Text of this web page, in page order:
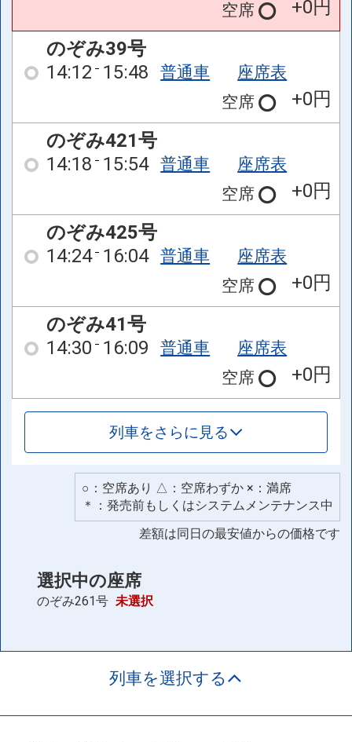
空席
+0円
のぞみ39号
14:12 15:48 普通車
座席表
空席
+0円
のぞみ421号
14:18 15:54 普通車
座席表
空席
+0円
のぞみ425号
14:24 16:04 普通車
座席表
空席
+0円
のぞみ41号
14:30 16:09 普通車
座席表
空席
+0円
列車をさらに見る
○：空席あり △：空席わずか ×：満席
＊：発売前もしくはシステムメンテナンス中
差額は同日の最安値からの価格です
選択中の座席
のぞみ261号 未選択
列車を選択する